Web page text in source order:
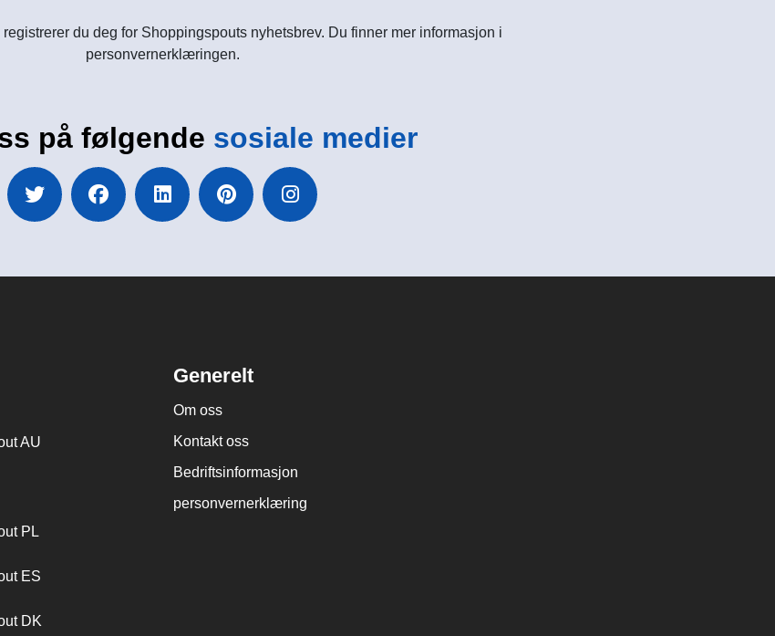
du deg for Shoppingspouts nyhetsbrev. Du finner mer informasjon i
personvernerklæringen.
på følgende sosiale medier
AU
PL
ES
DK
Generelt
Om oss
Kontakt oss
Bedriftsinformasjon
personvernerklæring